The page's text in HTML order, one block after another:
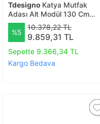
Tdesigno Katya Mutfak
Adası Alt Modül 130 Cm
Beyaz -tezgah Dahil
%5
10.378,22 TL
9.859,31 TL
Sepette 9.366,34 TL
Kargo Bedava